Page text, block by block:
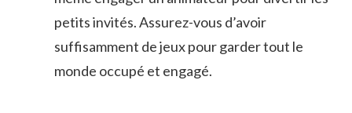
petits invités. Assurez-vous d’avoir
suffisamment de jeux pour garder tout le
monde occupé et engagé.